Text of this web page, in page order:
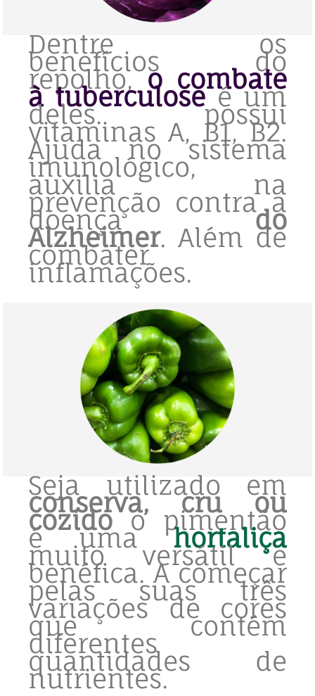
Dentre os
benefícios do
repolho, o combate
à tuberculoseé um
deles. possui
vitaminas A, B1, B2.
Ajuda no sistema
imunológico,
auxilia na
prevenção contra a
doençado
Alzheimer. Além de
combater
inflamações.
Seja utilizado em
conserva, cru ou
cozidoo pimentão
é umahortaliça
muito versátil e
benéfica. A começar
pelas suas três
variações de cores
que contém
diferentes
quantidades de
nutrientes.